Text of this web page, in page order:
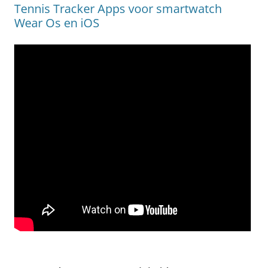
Tennis Tracker Apps voor smartwatch
Wear Os en iOS